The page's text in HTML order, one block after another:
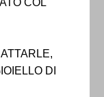
COL
DI